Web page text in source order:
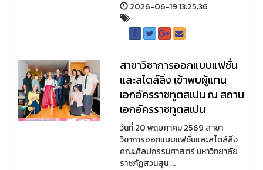
2026-06-19 13:25:36
สาขาวิชาการออกแบบแฟชั่น
และสไตล์ลิ่ง เข้าพบผู้แทน
เอกอัครราชทูตสเปน ณ สถาน
เอกอัครราชทูตสเปน
วันที่ 20 พฤษภาคม 2569 สาขา
วิชาการออกแบบแฟชั่นและสไตล์ลิ่ง
คณะศิลปกรรมศาสตร์ มหาวิทยาลัย
ราชภัฏสวนสุน ...